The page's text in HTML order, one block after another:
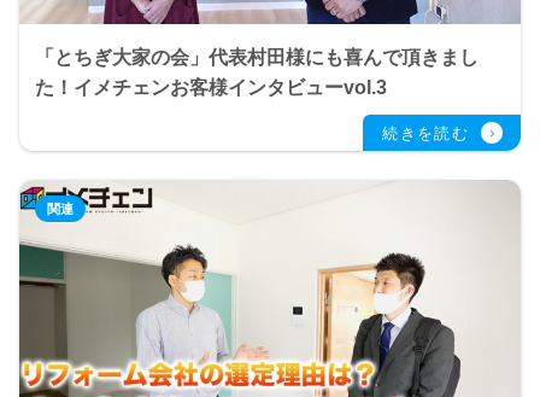
「とちぎ大家の会」代表村田様にも喜んで頂きまし
た！イメチェンお客様インタビューvol.3